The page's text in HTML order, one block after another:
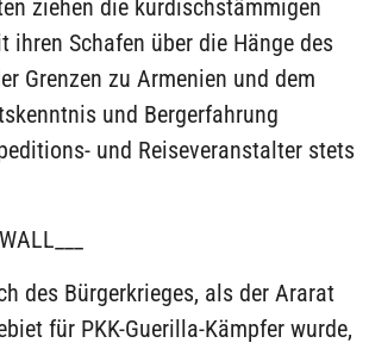
ziehen die kurdischstämmigen
ihren Schafen über die Hänge des
Grenzen zu Armenien und dem
und Bergerfahrung
und Reiseveranstalter stets
des Bürgerkrieges, als der Ararat
für PKK-Guerilla-Kämpfer wurde,